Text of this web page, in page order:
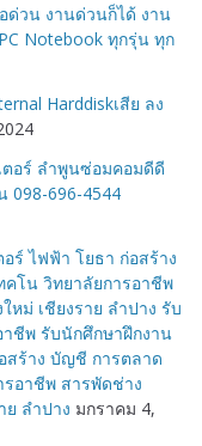
ด่วน งานด่วนก็ได้ งาน
Notebook ทุกรุ่น ทุก
Harddiskเสีย ลง
อร์ ลำพูนซ่อมคอมดีดี
098-696-4544
ร์ ไฟฟ้า โยธา ก่อสร้าง
โน วิทยาลัยการอาชีพ
หม่ เชียงราย ลำปาง รับ
ชีพ รับนักศึกษาฝึกงาน
สร้าง บัญชี การตลาด
อาชีพ สารพัดช่าง
ย ลำปาง มกราคม 4,